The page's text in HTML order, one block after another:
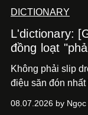
DICTIONARY
L'dictionary:
đồng loạt
Không phải slip
điệu săn đón nhất
08.07.2026 by Ngọc